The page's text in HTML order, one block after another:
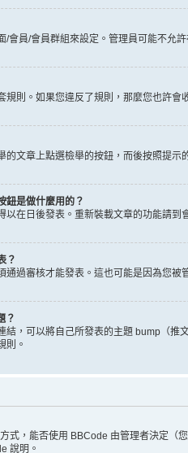
/會員/會員群組來設定。管理員可能不
規則。如果您違反了規則，那麼您也許
文章上點選檢舉的按鈕，而後按照提示
鈕是做什麼用的？
在日後發表。重新裝載文章的功能請到
？
通過審核才能發表。這也可能是因為您
？
結，可以將自己所發表的主題 bump（
則。
式，能否使用 BBCode 由管理者決定（
說明。